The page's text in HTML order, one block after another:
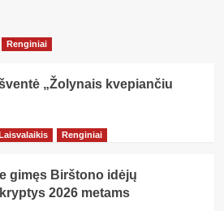
Renginiai
„Žolynais kvepiančiu
Laisvalaikis Renginiai
gimęs Birštono idėjų
2026 metams